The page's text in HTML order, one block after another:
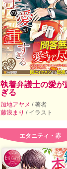
執着弁護士の愛が
ぎる
加地アヤメ / 著者
藤浪まり / イラスト
エタニティ・赤